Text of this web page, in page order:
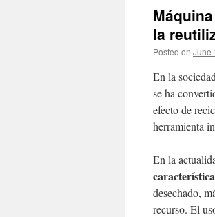
la
Posted on June
En la
se ha
efecto de
herramienta
En la
desechado,
recurso. El